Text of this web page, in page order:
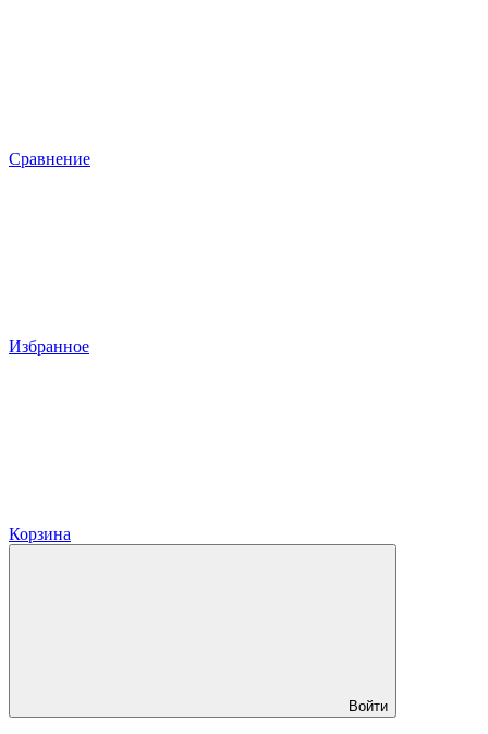
Сравнение
Избранное
Корзина
Войти